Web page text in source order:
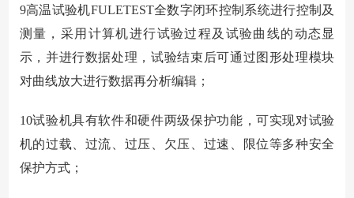
9高温试验机FULETEST全数字闭环控制系统进行控制及
测量，采用计算机进行试验过程及试验曲线的动态显
示，并进行数据处理，试验结束后可通过图形处理模块
对曲线放大进行数据再分析编辑；
10试验机具有软件和硬件两级保护功能，可实现对试验
机的过载、过流、过压、欠压、过速、限位等多种安全
保护方式；